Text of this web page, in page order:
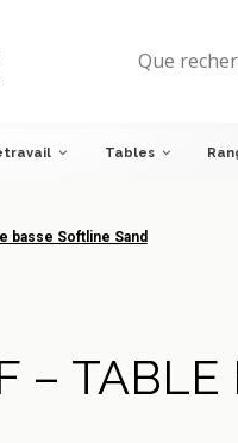
Tables
Softline Sand
basse Softline Sand
–